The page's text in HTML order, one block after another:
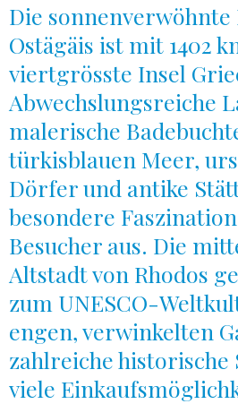
Die
Ostägäis ist mit 1402
viertgrösste Insel
Abwechslungsreiche
malerische
türkisblauen Meer,
Dörfer und antike
besondere
Besucher aus. Die
Altstadt von Rhodos
zum UNESCO-
engen, verwinkelten
zahlreiche historische
viele